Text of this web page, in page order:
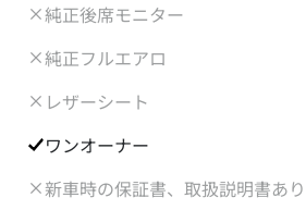
純正後席モニター
純正フルエアロ
レザーシート
ワンオーナー
新車時の保証書、取扱説明書あり